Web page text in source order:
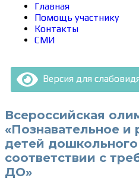
Главная
Помощь участнику
Контакты
СМИ
Версия для
Всероссийская
«Познавательное и
детей дошкольного
соответствии с
ДО»